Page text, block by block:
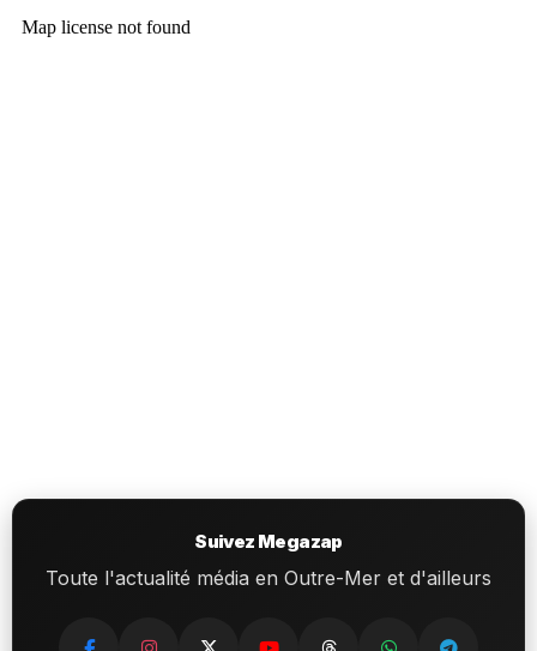
Suivez Megazap
Toute l'actualité média en Outre-Mer et d'ailleurs